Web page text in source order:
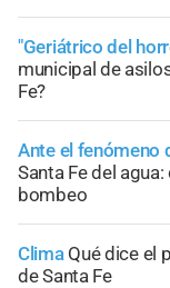
"Geriátrico del
municipal de
Fe?
Ante el fenómeno
Santa Fe del
bombeo
Clima Qué dice el
de Santa Fe